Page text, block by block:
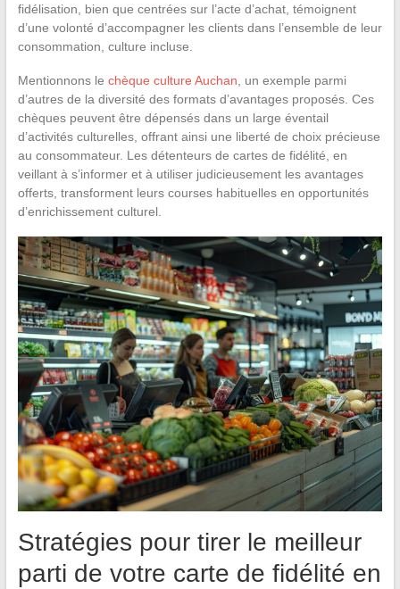
fidélisation, bien que centrées sur l’acte d’achat, témoignent
d’une volonté d’accompagner les clients dans l’ensemble de leur
consommation, culture incluse.
Mentionnons le chèque culture Auchan , un exemple parmi
d’autres de la diversité des formats d’avantages proposés. Ces
chèques peuvent être dépensés dans un large éventail
d’activités culturelles, offrant ainsi une liberté de choix précieuse
au consommateur. Les détenteurs de cartes de fidélité, en
veillant à s’informer et à utiliser judicieusement les avantages
offerts, transforment leurs courses habituelles en opportunités
d’enrichissement culturel.
Stratégies pour tirer le meilleur
parti de votre carte de fidélité en